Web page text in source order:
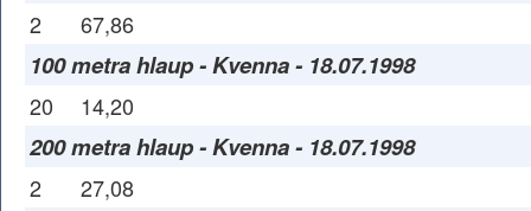
2 67,86
100 metra hlaup - Kvenna - 18.07.1998
20 14,20
200 metra hlaup - Kvenna - 18.07.1998
2
27,08